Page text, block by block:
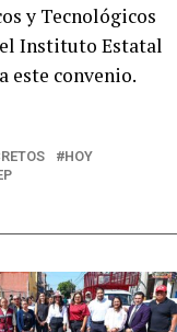
y Tecnológicos
el Instituto Estatal
este convenio.
HOY